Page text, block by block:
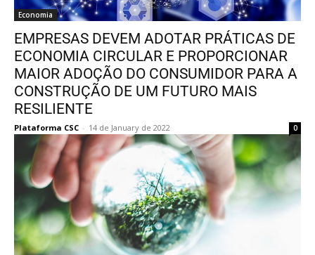
Economia
EMPRESAS DEVEM ADOTAR PRÁTICAS DE
ECONOMIA CIRCULAR E PROPORCIONAR
MAIOR ADOÇÃO DO CONSUMIDOR PARA A
CONSTRUÇÃO DE UM FUTURO MAIS
RESILIENTE
Plataforma CSC - 14 de January de 2022 0